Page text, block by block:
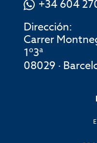
+34 604
Dirección:
Carrer
1º3ª
08029 ·